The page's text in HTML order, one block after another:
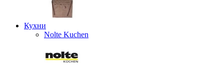
Кухни
Nolte Kuchen